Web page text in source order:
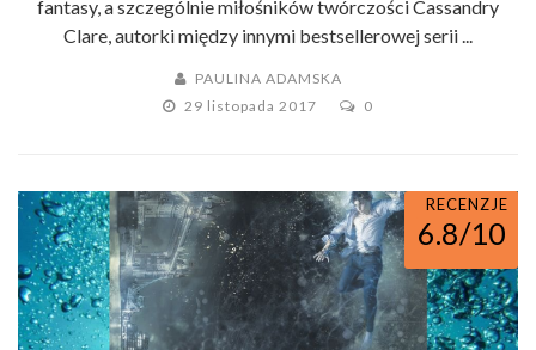
fantasy, a szczególnie miłośników twórczości Cassandry
Clare, autorki między innymi bestsellerowej serii ...
PAULINA ADAMSKA
29 listopada 2017
0
RECENZJE
6.8/10